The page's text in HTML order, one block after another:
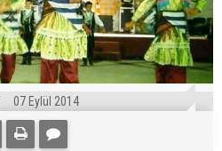
07 Eylül 2014